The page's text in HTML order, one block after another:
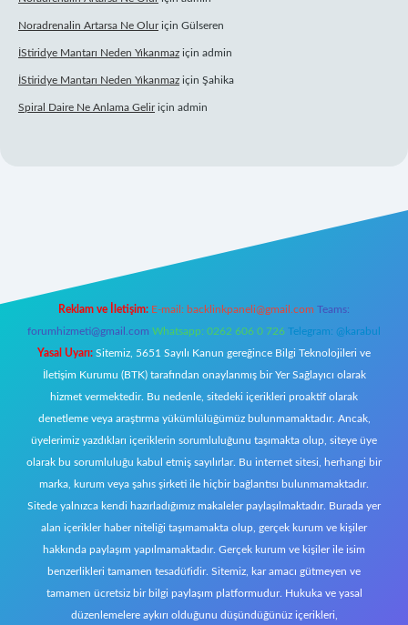
Noradrenalin Artarsa Ne Oluriçin Gülseren
İStiridye Mantarı Neden Yıkanmaz için admin
İStiridye Mantarı Neden Yıkanmaz için Şahika
Spiral Daire Ne Anlama Geliriçin admin
Reklam ve İletişim: E-mail: backlinkpaneli@gmail.com Teams:
forumhizmeti@gmail.com Whatsapp: 0262 606 0 726 Telegram: @karabul
Yasal Uyarı: Sitemiz, 5651 Sayılı Kanun gereğince Bilgi Teknolojileri ve
İletişim Kurumu (BTK) tarafından onaylanmış bir Yer Sağlayıcı olarak
hizmet vermektedir. Bu nedenle, sitedeki içerikleri proaktif olarak
denetleme veya araştırma yükümlülüğümüz bulunmamaktadır. Ancak,
üyelerimiz yazdıkları içeriklerin sorumluluğunu taşımakta olup, siteye üye
olarak bu sorumluluğu kabul etmiş sayılırlar. Bu internet sitesi, herhangi bir
marka, kurum veya şahıs şirketi ile hiçbir bağlantısı bulunmamaktadır.
Sitede yalnızca kendi hazırladığımız makaleler paylaşılmaktadır. Burada yer
alan içerikler haber niteliği taşımamakta olup, gerçek kurum ve kişiler
hakkında paylaşım yapılmamaktadır. Gerçek kurum ve kişiler ile isim
benzerlikleri tamamen tesadüfidir. Sitemiz, kar amacı gütmeyen ve
tamamen ücretsiz bir bilgi paylaşım platformudur. Hukuka ve yasal
düzenlemelere aykırı olduğunu düşündüğünüz içerikleri,